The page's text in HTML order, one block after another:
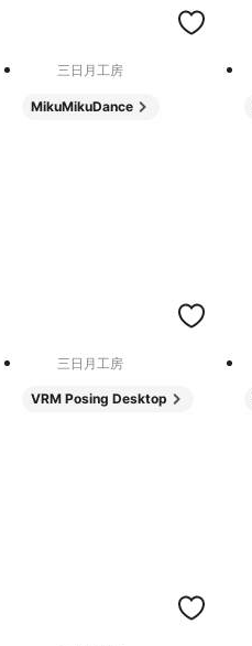
三日月工房
MikuMikuDance
三日月工房
VRM Posing Desktop